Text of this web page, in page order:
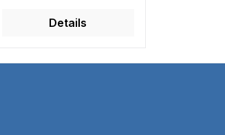
Details